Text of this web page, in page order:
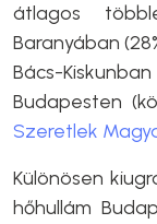
átlagos
Baranyában
Bács-
Budapesten
Szeretlek
Különösen
hőhullám